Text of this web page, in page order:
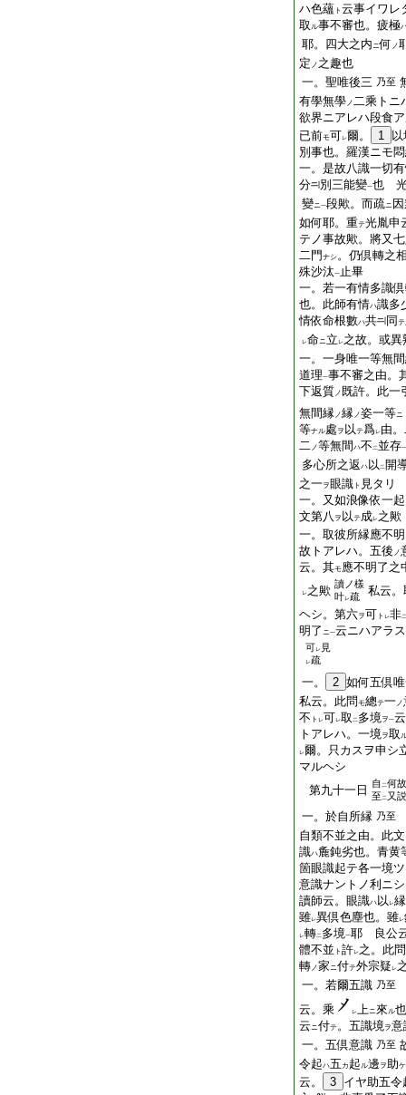
ハ色蘊 ト 云事イワレ
取ル事不審也。疲極
耶。四大之内ニ何 ノ
定 ノ 之趣也
一。聖唯後三 乃至
有學無學ノ二乘トニ
欲界ニアレハ段食
已前モ可レ爾。 1
別事也。羅漢ニモ
一。是故八識一切
分
別三能變一也 光
變ニ一段歟。而疏ニ 因
如何耶。重テ光胤申
テノ事故歟。將又
二門 ナシ。仍倶轉之
殊沙汰一止畢
一。若一有情多識
也。此師有情ハ識多
情依命根數ハ共 同 テ
レ命ニ立 レ之故。或異
一。一身唯一等無
道理一事不審之由。
下返質ノ 既許。此一
無間縁ノ縁ノ姿一等ニ
等ナル處 ヲ 以テ爲レ由
二ノ等無間 ハ不 二並存一
多心所之返ハ 以 二 開
之一ヲ 眼識 ト 見タリ
一。又如浪像依一
文第八 ヲ 以テ成レ之歟
一。取彼所縁應不
故トアレハ。五後 ノ
云。其モ應不明了之
レ之歟 讀ノ樣
叶レ疏
私云。
ヘシ。第六ヲ可 ト レ非二
明了 ニ一云ニハアラ
可レ 見
レ疏
一。 2 如何五倶
私云。此問モ總テ一ノ
不 ト レ可レ取 二 多境ヲ一
トアレハ。一境ヲ取
レ爾。只カスヲ申シ
マルヘシ
第九十一日
自 二何
至 二 又
一。於自所縁 乃至
自類不並之由。此
識ハ麁鈍劣也。青黄
箇眼識起テ各一境
意識ナントノ利ニ
讀師云。眼識ハ 以 レ縁
雖レ異倶色塵也。雖レ
レ轉二 多境一耶 良公
體不並 ト 許レ之。此
轉ノ家ニ付テ外宗疑 レ
一。若爾五識 乃至
云。乘
レ上ニ來ル
云ニ付テ。五識境ヲ意
一。五倶意識 乃至
令起ハ五 カ 起ル邊 ヲ助
云。 3 イヤ助五令